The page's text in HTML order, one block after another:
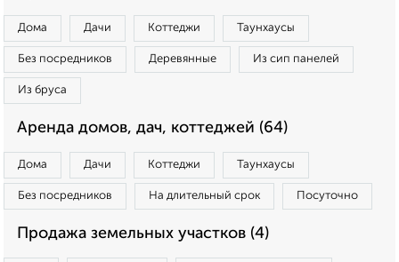
Дома Дачи Коттеджи Таунхаусы
Без посредников Деревянные Из сип панелей
Из бруса
Аренда домов, дач, коттеджей (64)
Дома Дачи Коттеджи Таунхаусы
Без посредников На длительный срок Посуточно
Продажа земельных участков (4)